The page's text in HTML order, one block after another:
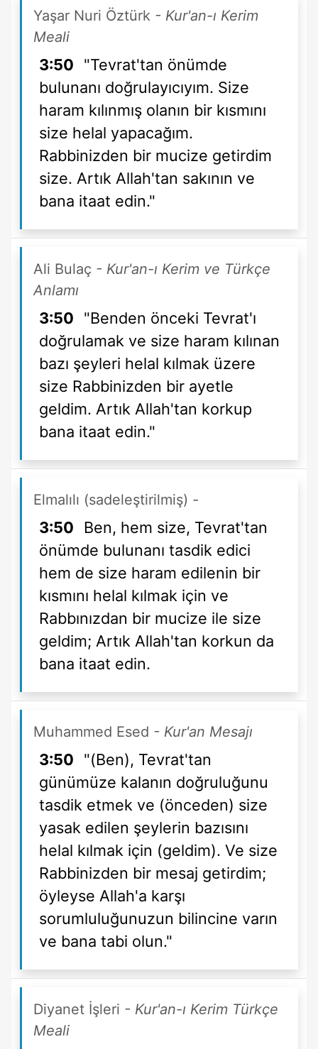
Yaşar Nuri Öztürk - Kur'an-ı Kerim
Meali
3:50
"Tevrat'tan önümde
bulunanı doğrulayıcıyım. Size
haram kılınmış olanın bir kısmını
size helal yapacağım.
Rabbinizden bir mucize getirdim
size. Artık Allah'tan sakının ve
bana itaat edin."
Ali Bulaç - Kur'an-ı Kerim ve Türkçe
Anlamı
3:50
"Benden önceki Tevrat'ı
doğrulamak ve size haram kılınan
bazı şeyleri helal kılmak üzere
size Rabbinizden bir ayetle
geldim. Artık Allah'tan korkup
bana itaat edin."
Elmalılı (sadeleştirilmiş) -
3:50
Ben, hem size, Tevrat'tan
önümde bulunanı tasdik edici
hem de size haram edilenin bir
kısmını helal kılmak için ve
Rabbınızdan bir mucize ile size
geldim; Artık Allah'tan korkun da
bana itaat edin.
Muhammed Esed - Kur'an Mesajı
3:50
"(Ben), Tevrat'tan
günümüze kalanın doğruluğunu
tasdik etmek ve (önceden) size
yasak edilen şeylerin bazısını
helal kılmak için (geldim). Ve size
Rabbinizden bir mesaj getirdim;
öyleyse Allah'a karşı
sorumluluğunuzun bilincine varın
ve bana tabi olun."
Diyanet İşleri - Kur'an-ı Kerim Türkçe
Meali